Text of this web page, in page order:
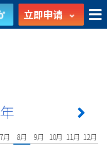
立即申请
7月 8月 9月 10月 11月 12月